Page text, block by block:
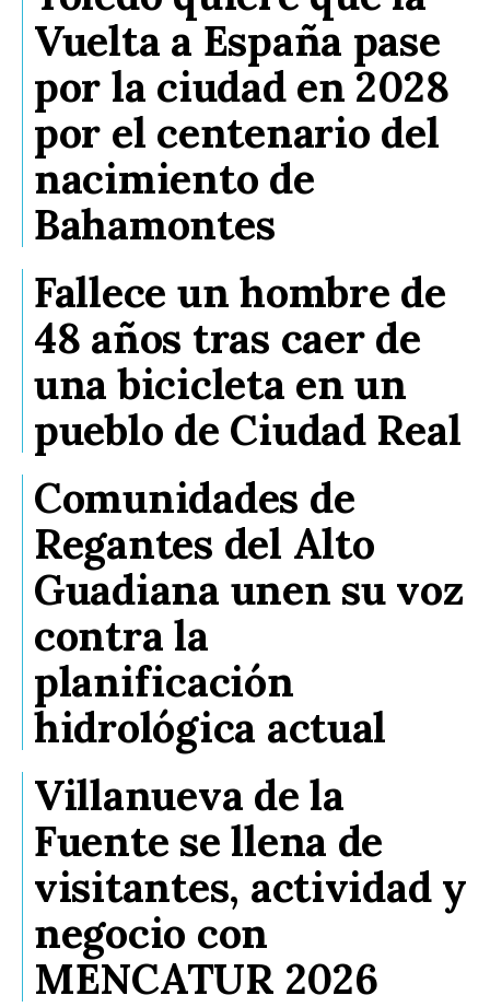
Vuelta a España pase
por la ciudad en 2028
por el centenario del
nacimiento de
Bahamontes
Fallece un hombre de
48 años tras caer de
una bicicleta en un
pueblo de Ciudad Real
Comunidades de
Regantes del Alto
Guadiana unen su voz
contra la
planificación
hidrológica actual
Villanueva de la
Fuente se llena de
visitantes, actividad y
negocio con
MENCATUR 2026